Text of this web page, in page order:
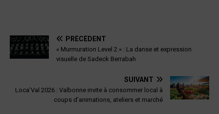
PRÉCÉDENT
« Murmuration Level 2 » : La danse et expression
visuelle de Sadeck Berrabah
SUIVANT
Loca’Val 2026 : Valbonne invite à consommer local à
coups d’animations, ateliers et marché